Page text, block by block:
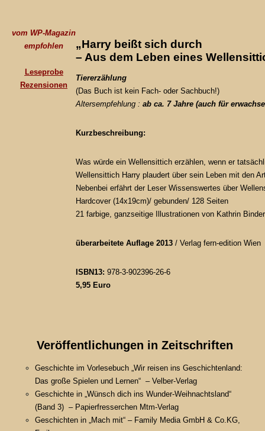
vom WP-Magazin
empfohlen
Leseprobe
Rezensionen
„Harry beißt sich durch
– Aus dem Leben eines
Tiererzählung
(Das Buch ist kein Fach- oder Sachbuch!)
Altersempfehlung : ab ca. 7 Jahre (auch für
Kurzbeschreibung:
Was würde ein Wellensittich erzählen, wenn er
Wellensittich Harry plaudert über sein Leben mit den
Nebenbei erfährt der Leser Wissenswertes über
Hardcover (14x19cm)/ gebunden/ 128 Seiten
21 farbige, ganzseitige Illustrationen von Kathrin Binder
überarbeitete Auflage 2013 / Verlag fern-edition Wien
ISBN13: 978-3-902396-26-6
5,95 Euro
Veröffentlichungen in Zeitschriften
Geschichte im Vorlesebuch „Wir reisen ins Geschichtenland:
Das große Spielen und Lernen“ – Velber-Verlag
Geschichte in „Wünsch dich ins Wunder-Weihnachtsland“
(Band 3) – Papierfresserchen Mtm-Verlag
Geschichten in „Mach mit“ – Family Media GmbH & Co.KG,